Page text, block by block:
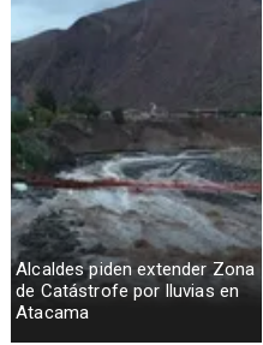
Alcaldes piden extender Zona
de Catástrofe por lluvias en
Atacama